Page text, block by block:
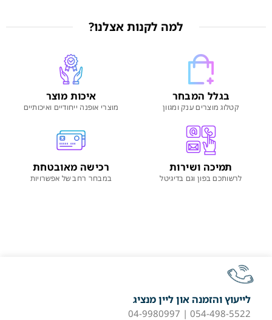
למה לקנות אצלנו?
בגלל המבחר
קטלוג מוצרים ענק ומגוון
איכות מוצר
מוצרי אופנה ייחודיים ואיכותיים
תמיכה ושירות
לרשותכם בפון וגם בדיגיטל
רכישה מאובטחת
במבחר רחב של אפשרויות
לייעוץ והזמנה און ליין מנציג
054-498-5522 | 04-9980997